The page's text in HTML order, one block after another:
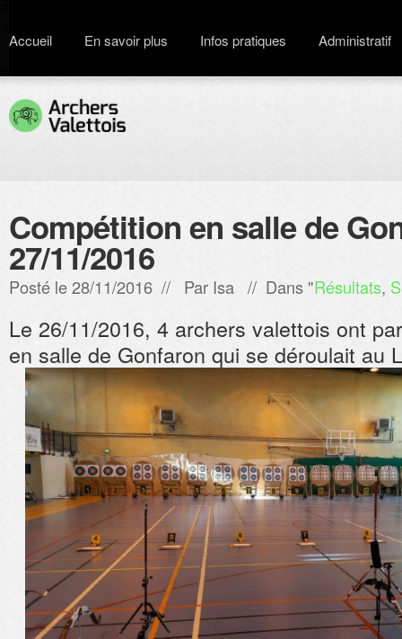
Accueil En savoir plus Infos pratiques Administratif
Compétition en salle de
27/11/2016
Posté le 28/11/2016 // Par Isa // Dans "Résultats,
Le 26/11/2016, 4 archers valettois ont
en salle de Gonfaron qui se déroulait au